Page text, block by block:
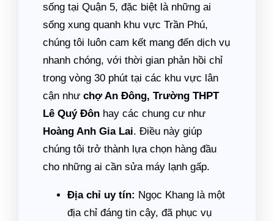
sống tại Quận 5, đặc biệt là những ai
sống xung quanh khu vực Trần Phú,
chúng tôi luôn cam kết mang đến dịch vụ
nhanh chóng, với thời gian phản hồi chỉ
trong vòng 30 phút tại các khu vực lân
cận như chợ An Đông, Trường THPT
Lê Quý Đôn hay các chung cư như
Hoàng Anh Gia Lai. Điều này giúp
chúng tôi trở thành lựa chọn hàng đầu
cho những ai cần sửa máy lạnh gấp.
Địa chỉ uy tín: Ngọc Khang là một
địa chỉ đáng tin cậy, đã phục vụ